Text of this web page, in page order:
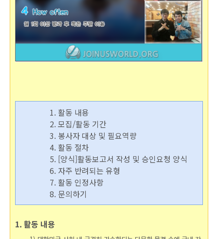
1. 활동 내용
2. 모집/활동 기간
3. 봉사자 대상 및 필요역량
4. 활동 절차
5. [양식]활동보고서 작성 및 승인요청 양식
6. 자주 반려되는 유형
7. 활동 인정사항
8. 문의하기
1. 활동 내용